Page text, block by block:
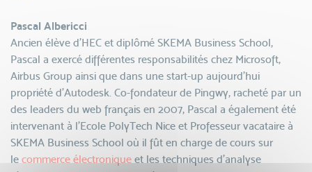
Pascal Albericci
Ancien élève d’HEC et diplômé SKEMA Business School,
Pascal a exercé différentes responsabilités chez Microsoft,
Airbus Group ainsi que dans une start-up aujourd’hui
propriété d’Autodesk. Co-fondateur de Pingwy, racheté par un
des leaders du web français en 2007, Pascal a également été
intervenant à l’Ecole PolyTech Nice et Professeur vacataire à
SKEMA Business School où il fût en charge de cours sur
le commerce électronique et les techniques d’analyse